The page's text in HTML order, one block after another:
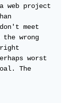
web project
meet
wrong
worst
The